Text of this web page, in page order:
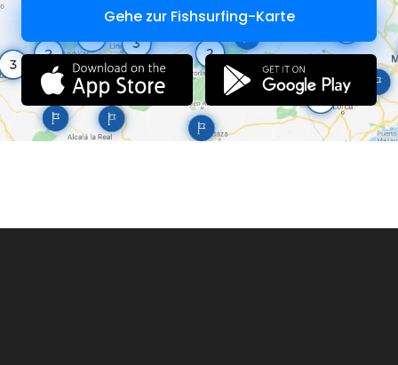
Gehe zur Fishsurfing-Karte